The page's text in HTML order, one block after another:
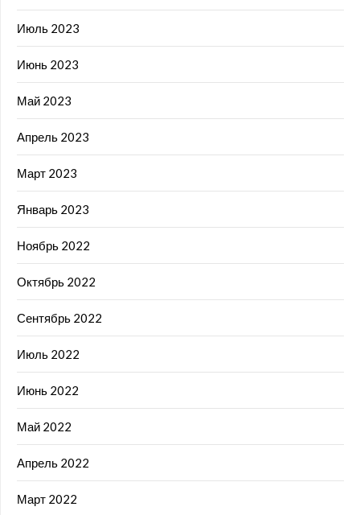
Июль 2023
Июнь 2023
Май 2023
Апрель 2023
Март 2023
Январь 2023
Ноябрь 2022
Октябрь 2022
Сентябрь 2022
Июль 2022
Июнь 2022
Май 2022
Апрель 2022
Март 2022